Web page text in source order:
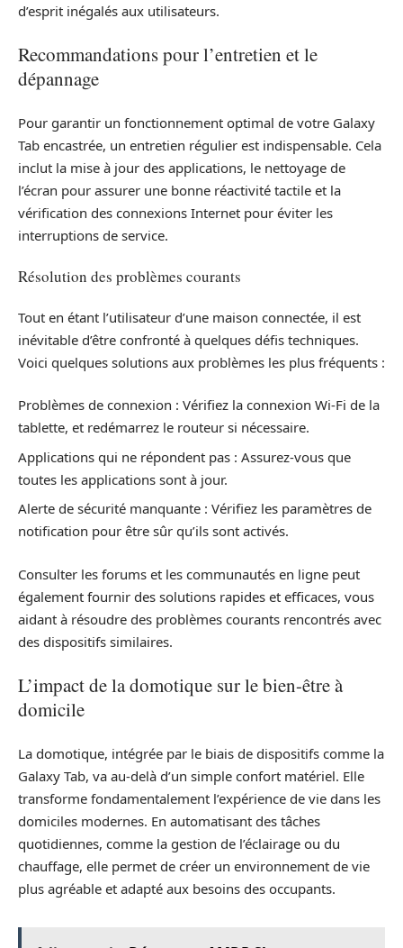
d’esprit inégalés aux utilisateurs.
Recommandations pour l’entretien et le
dépannage
Pour garantir un fonctionnement optimal de votre Galaxy
Tab encastrée, un entretien régulier est indispensable. Cela
inclut la mise à jour des applications, le nettoyage de
l’écran pour assurer une bonne réactivité tactile et la
vérification des connexions Internet pour éviter les
interruptions de service.
Résolution des problèmes courants
Tout en étant l’utilisateur d’une maison connectée, il est
inévitable d’être confronté à quelques défis techniques.
Voici quelques solutions aux problèmes les plus fréquents :
Problèmes de connexion : Vérifiez la connexion Wi-Fi de la
tablette, et redémarrez le routeur si nécessaire.
Applications qui ne répondent pas : Assurez-vous que
toutes les applications sont à jour.
Alerte de sécurité manquante : Vérifiez les paramètres de
notification pour être sûr qu’ils sont activés.
Consulter les forums et les communautés en ligne peut
également fournir des solutions rapides et efficaces, vous
aidant à résoudre des problèmes courants rencontrés avec
des dispositifs similaires.
L’impact de la domotique sur le bien-être à
domicile
La domotique, intégrée par le biais de dispositifs comme la
Galaxy Tab, va au-delà d’un simple confort matériel. Elle
transforme fondamentalement l’expérience de vie dans les
domiciles modernes. En automatisant des tâches
quotidiennes, comme la gestion de l’éclairage ou du
chauffage, elle permet de créer un environnement de vie
plus agréable et adapté aux besoins des occupants.